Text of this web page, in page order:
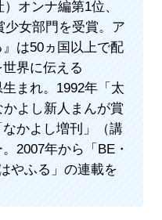
オンナ編第1位、
少女部門を受賞。ア
は50ヵ国以上で配
界に伝える
まれ。1992年「太
よし新人まんが賞
かよし増刊」（講
2007年から「BE・
やふる」の連載を